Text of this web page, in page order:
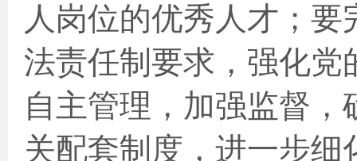
人岗位的优秀人才； 要
法责任制要求，强化
自主管理，加强监督，
关配套制度， 进一步细